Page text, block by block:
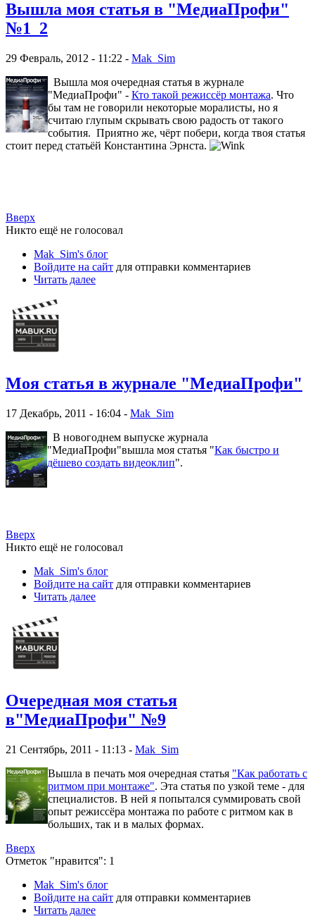
Вышла моя статья в "МедиаПрофи"
№1_2
29 Февраль, 2012 - 11:22 - Mak_Sim
Вышла моя очередная статья в журнале
"МедиаПрофи" - Кто такой режиссёр монтажа. Что
бы там не говорили некоторые моралисты, но я
считаю глупым скрывать свою радость от такого
события. Приятно же, чёрт побери, когда твоя статья
стоит перед статьёй Константина Эрнста.
Вверх
Никто ещё не голосовал
Mak_Sim's блог
Войдите на сайт для отправки комментариев
Читать далее
Моя статья в журнале "МедиаПрофи"
17 Декабрь, 2011 - 16:04 - Mak_Sim
В новогоднем выпуске журнала
"МедиаПрофи"вышла моя статья "Как быстро и
дёшево создать видеоклип".
Вверх
Никто ещё не голосовал
Mak_Sim's блог
Войдите на сайт для отправки комментариев
Читать далее
Очередная моя статья
в"МедиаПрофи" №9
21 Сентябрь, 2011 - 11:13 - Mak_Sim
Вышла в печать моя очередная статья "Как работать с
ритмом при монтаже". Эта статья по узкой теме - для
специалистов. В ней я попытался суммировать свой
опыт режиссёра монтажа по работе с ритмом как в
больших, так и в малых формах.
Вверх
Отметок "нравится": 1
Mak_Sim's блог
Войдите на сайт для отправки комментариев
Читать далее